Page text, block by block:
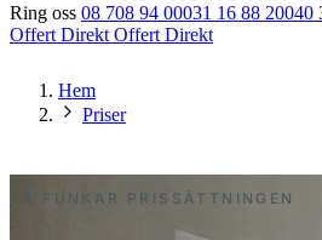
Ring oss 08 708 94 00031 16 88 20040
Offert Direkt Offert Direkt
Hem
Priser
SÅ FUNKAR PRISSÄTTNINGEN